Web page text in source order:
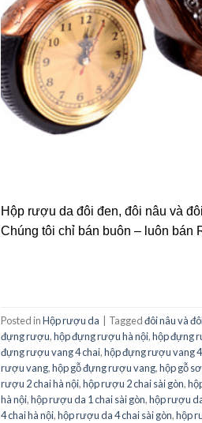
Hộp rượu da đôi đen, đôi nâu và
Chúng tôi chỉ bán buôn – luôn bán
Posted inHộp rượu da Taggedđôi nâu và
đựng rượu,hộp đựng rượu hà nội,hộp đựng
đựng rượu vang 4 chai,hộp đựng rượu vang
rượu vang,hộp gỗ đựng rượu vang,hộp gỗ
rượu 2 chai hà nội,hộp rượu 2 chai sài gòn,
hà nội,hộp rượu da 1 chai sài gòn,hộp rượu
4 chai hà nội,hộp rượu da 4 chai sài gòn,hộp